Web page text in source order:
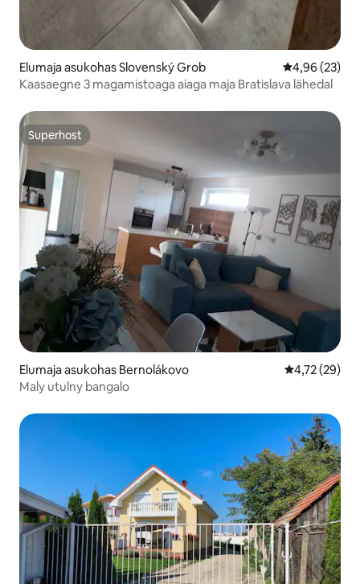
Elumaja asukohas Slovenský Grob Keskmine
4,96 (23)
Kaasaegne 3 magamistoaga aiaga maja Bratislava lähedal
Superhost
Superhost
Elumaja asukohas Bernolákovo Keskmine
4,72 (29)
Maly utulny bangalo